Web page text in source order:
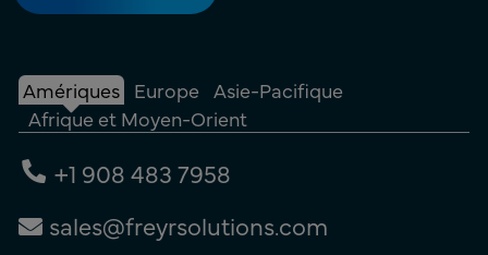
Amériques Europe Asie-Pacifique
Afrique et Moyen-Orient
+1 908 483 7958
sales@freyrsolutions.com